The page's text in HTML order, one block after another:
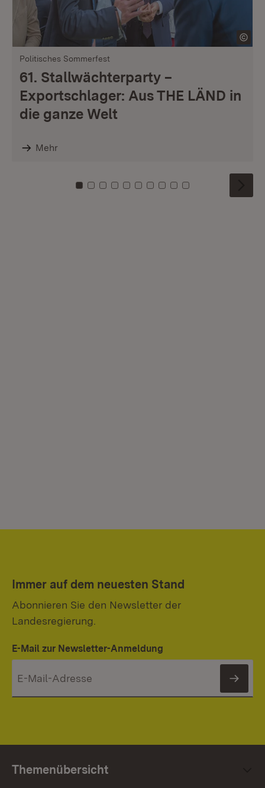
Politisches Sommerfest
61. Stallwächterparty –
Exportschlager: Aus THE LÄND in
die ganze Welt
Mehr
Zu Kachel: 0
Zu Kachel: 1
Zu Kachel: 2
Zu Kachel: 3
Zu Kachel: 4
Zu Kachel: 5
Zu Kachel: 6
Zu Kachel: 7
Zu Kachel: 8
Zu Kachel: 9
Immer auf dem neuesten Stand
Abonnieren Sie den Newsletter der
Landesregierung.
E-Mail zur Newsletter-Anmeldung
Themenübersicht